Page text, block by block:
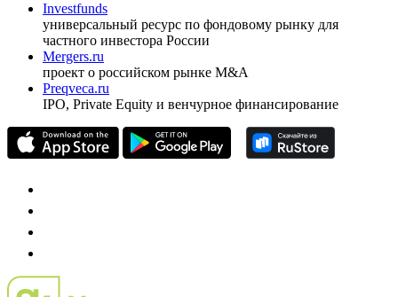
Investfunds
универсальный ресурс по фондовому рынку для
частного инвестора России
Mergers.ru
проект о российском рынке M&A
Preqveca.ru
IPO, Private Equity и венчурное финансирование